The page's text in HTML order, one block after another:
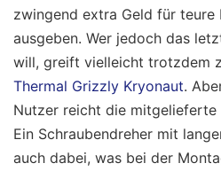
zwingend extra Geld für
ausgeben. Wer jedoch das
will, greift vielleicht trotzdem
Thermal Grizzly Kryonaut.
Nutzer reicht die mitgelieferte
Ein Schraubendreher mit
auch dabei, was bei der